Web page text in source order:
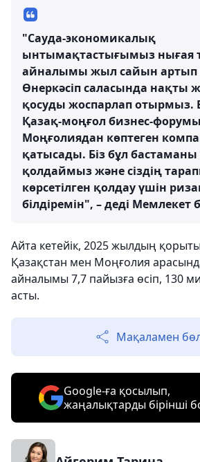
"Сауда-экономикалық
ынтымақтастығымыз нығая
айналымы жыл сайын артып
Өнеркәсіп саласында нақты
қосуды жоспарлап отырмыз.
Қазақ-моңғол бизнес-форумы
Моңғолиядан көптеген
қатысады. Біз бұл
қолдаймыз және сіздің
көрсетілген қолдау үшін
білдіремін", – деді
Айта кетейік, 2025 жылдың
Қазақстан мен Моңғолия
айналымы 7,7 пайызға өсіп, 130
асты.
Мақаламен
Google-ға қосылып,
жаңалықтарды бірінші